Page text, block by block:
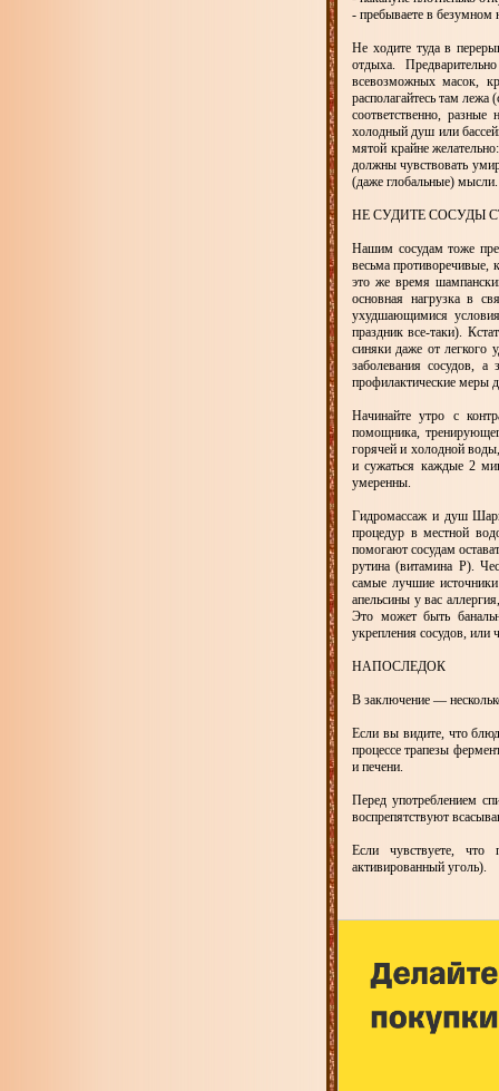
- пребываете в безумном
Не ходите туда в
отдыха.
всевозможных масок,
располагайтесь там
соответственно,
холодный душ или
мятой крайне
должны чувствовать
(даже глобальные) мысли.
НЕ СУДИТЕ СОСУДЫ
Нашим сосудам тоже
весьма
это же время
основная нагрузка в
ухудшающимися
праздник все-таки).
синяки даже от легкого
заболевания сосудов,
профилактические меры
Начинайте утро с
помощника,
горячей и холодной
и сужаться каждые 2
умеренны.
Гидромассаж и душ
процедур в местной
помогают сосудам
рутина (витамина Р).
самые лучшие
апельсины у вас
Это может быть
укрепления сосудов,
НАПОСЛЕДОК
В заключение —
Если вы видите, что
процессе трапезы
и печени.
Перед употреблением
воспрепятствуют
Если чувствуете, что
активированный уголь).